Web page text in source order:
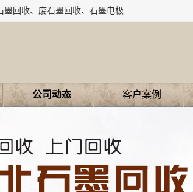
河北石墨回收厂家昊联碳素有限公司主要经营业务：石墨粉子回收、废石墨方子回收、高纯废石墨回收、废石墨回收、石墨电极回收、废石墨板回收、石墨增碳剂、单晶硅石墨、单晶硅石墨回收、废多晶硅石墨、废多晶硅石墨回收、废高纯石墨回收、废石墨、废石墨棒、废石墨棒回收、废石墨换热器回收、高纯石墨回收、石墨粉回收、石墨换热器回收、石墨纸回收、回收石墨板、回收石墨电极、石墨板回收、石墨回收。
公司动态 客户案例